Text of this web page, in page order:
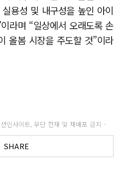
용성 및 내구성을 높인 아이
라며 “일상에서 오래도록 손
올봄 시장을 주도할 것”이라
인사이트, 무단 전재 및 재배포 금지 -
SHARE